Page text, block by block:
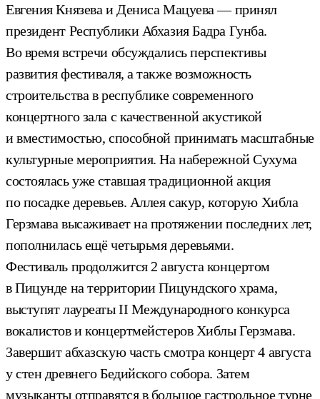
Евгения Князева и Дениса Мацуева — принял
президент Республики Абхазия Бадра Гунба.
Во время встречи обсуждались перспективы
развития фестиваля, а также возможность
строительства в республике современного
концертного зала с качественной акустикой
и вместимостью, способной принимать масштабные
культурные мероприятия. На набережной Сухума
состоялась уже ставшая традиционной акция
по посадке деревьев. Аллея сакур, которую Хибла
Герзмава высаживает на протяжении последних лет,
пополнилась ещё четырьмя деревьями.
Фестиваль продолжится 2 августа концертом
в Пицунде на территории Пицундского храма,
выступят лауреаты II Международного конкурса
вокалистов и концертмейстеров Хиблы Герзмава.
Завершит абхазскую часть смотра концерт 4 августа
у стен древнего Бедийского собора. Затем
музыканты отправятся в большое гастрольное турне